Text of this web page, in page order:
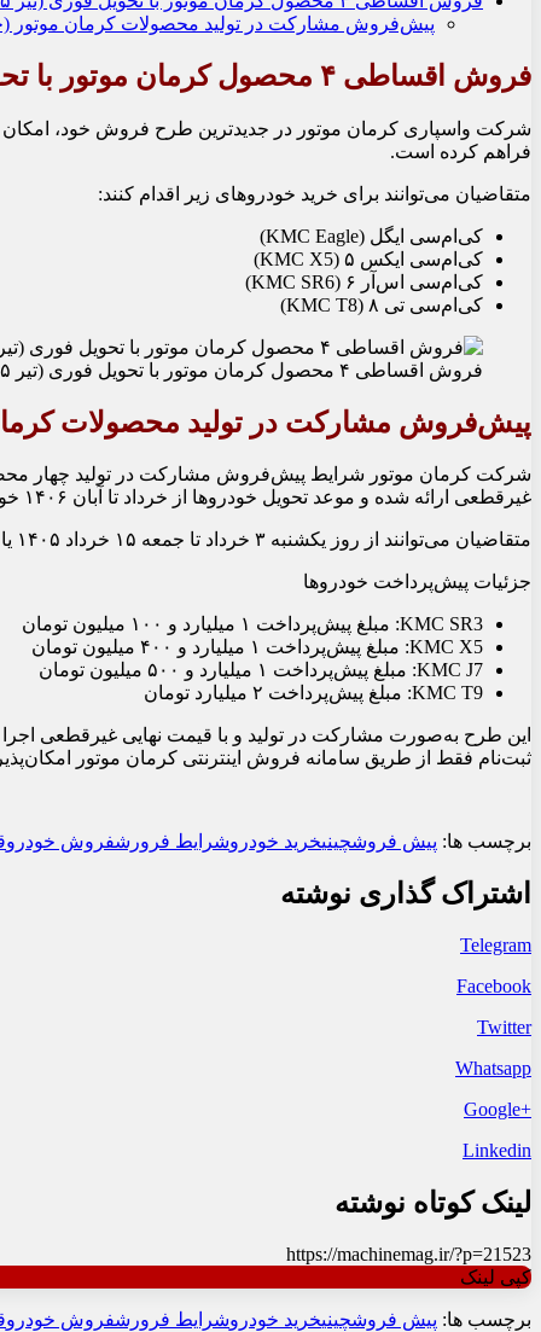
پیش‌فروش مشارکت در تولید محصولات کرمان موتور (خرداد
فروش اقساطی ۴ محصول کرمان موتور با تحویل فوری (تیر ۱۴۰۵)
فراهم کرده است.
متقاضیان می‌توانند برای خرید خودروهای زیر اقدام کنند:
کی‌ام‌سی ایگل (KMC Eagle)
کی‌ام‌سی ایکس ۵ (KMC X5)
کی‌ام‌سی اس‌آر ۶ (KMC SR6)
کی‌ام‌سی تی ۸ (KMC T8)
فروش اقساطی ۴ محصول کرمان موتور با تحویل فوری (تیر ۱۴۰۵)
پیش‌فروش مشارکت در تولید محصولات کرمان
غیرقطعی ارائه شده و موعد تحویل خودروها از خرداد تا آبان ۱۴۰۶ خواهد بود.
متقاضیان می‌توانند از روز یکشنبه ۳ خرداد تا جمعه ۱۵ خرداد ۱۴۰۵ یا تا زمان تکمیل ظرفیت، با مراجعه به سایت فروش کرمان موتور برای ثبت‌نام اقدام کنند.
جزئیات پیش‌پرداخت خودروها
KMC SR3: مبلغ پیش‌پرداخت ۱ میلیارد و ۱۰۰ میلیون تومان
KMC X5: مبلغ پیش‌پرداخت ۱ میلیارد و ۴۰۰ میلیون تومان
KMC J7: مبلغ پیش‌پرداخت ۱ میلیارد و ۵۰۰ میلیون تومان
KMC T9: مبلغ پیش‌پرداخت ۲ میلیارد تومان
ثبت‌نام فقط از طریق سامانه فروش اینترنتی کرمان موتور
برچسب ها: پیش فروشچینیخرید خودروشرایط فرورشفروش خودرو
اشتراک گذاری نوشته
Telegram
Facebook
Twitter
Whatsapp
+Google
Linkedin
لینک کوتاه نوشته
https://machinemag.ir/?p=21523
کپی لینک
برچسب ها: پیش فروشچینیخرید خودروشرایط فرورشفروش خودرو